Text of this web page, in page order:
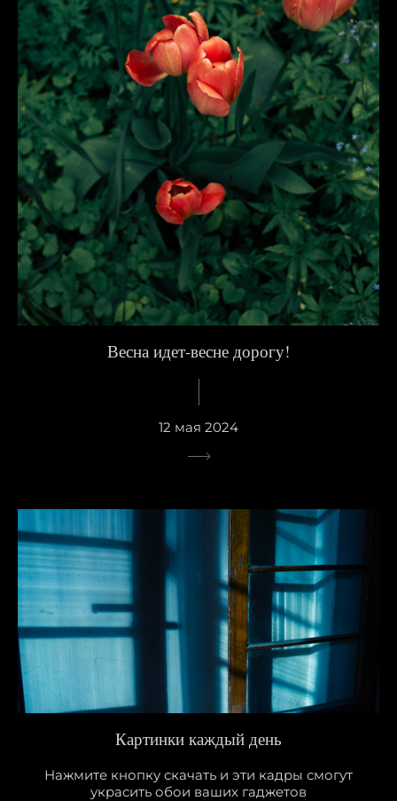
Весна идет-весне дорогу!
12 мая 2024
Картинки каждый день
Нажмите кнопку скачать и эти кадры смогут
украсить обои ваших гаджетов